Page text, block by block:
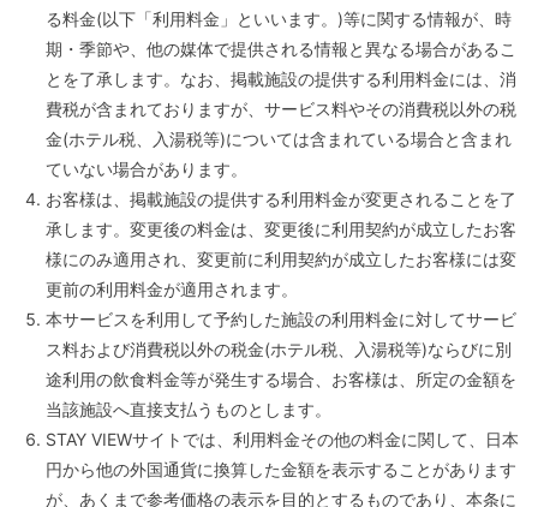
る料金(以下「利用料金」といいます。)等に関する情報が、時
期・季節や、他の媒体で提供される情報と異なる場合があるこ
とを了承します。なお、掲載施設の提供する利用料金には、消
費税が含まれておりますが、サービス料やその消費税以外の税
金(ホテル税、入湯税等)については含まれている場合と含まれ
ていない場合があります。
お客様は、掲載施設の提供する利用料金が変更されることを了
承します。変更後の料金は、変更後に利用契約が成立したお客
様にのみ適用され、変更前に利用契約が成立したお客様には変
更前の利用料金が適用されます。
本サービスを利用して予約した施設の利用料金に対してサービ
ス料および消費税以外の税金(ホテル税、入湯税等)ならびに別
途利用の飲食料金等が発生する場合、お客様は、所定の金額を
当該施設へ直接支払うものとします。
STAY VIEWサイトでは、利用料金その他の料金に関して、日本
円から他の外国通貨に換算した金額を表示することがあります
が、あくまで参考価格の表示を目的とするものであり、本条に